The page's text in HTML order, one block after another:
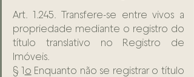
Art. 1.245. Transfere-se entre vivos a
propriedade mediante o registro do
título translativo no Registro de
Imóveis.
§ 1o Enquanto não se registrar o título